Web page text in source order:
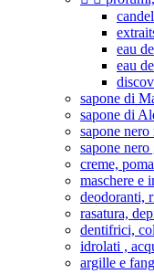
eau
eau
sapone di
sapone di
sapone
sapone
creme,
maschere e
deodoranti,
rasatura,
dentifrici,
idrolati ,
argille e